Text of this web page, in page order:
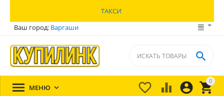
ТАКСИ
Ваш город: Варгаши
0


 

 МЕНЮ 